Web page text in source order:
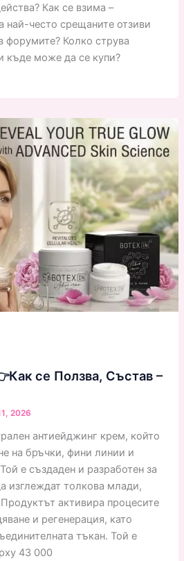
Как се взима –
най-често срещаните отзиви
форумите? Колко струва
къде може да се купи?
се Ползва, Състав –
2026
антиейджинг крем, който
на бръчки, фини линии и
е създаден и разработен за
изглеждат толкова млади,
активира процесите
и регенерация, като
тъкан. Той е
43 000